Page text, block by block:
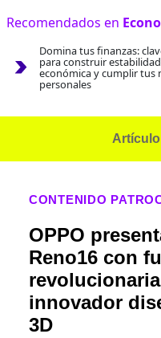
Recomendados en
Domina tus finanzas:
para construir estabilidad
económica y cumplir tus
personales
CONTENIDO
OPPO
Reno16 con
innovador
3D